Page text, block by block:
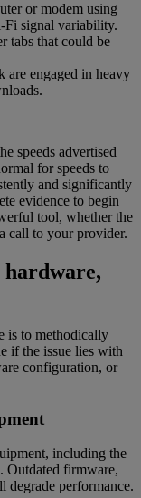
or modem using
Fi signal variability.
tabs that could be
are engaged in heavy
speeds advertised
for speeds to
and significantly
evidence to begin
tool, whether the
call to your provider.
hardware,
is to methodically
if the issue lies with
configuration, or
including the
Outdated firmware,
degrade performance.